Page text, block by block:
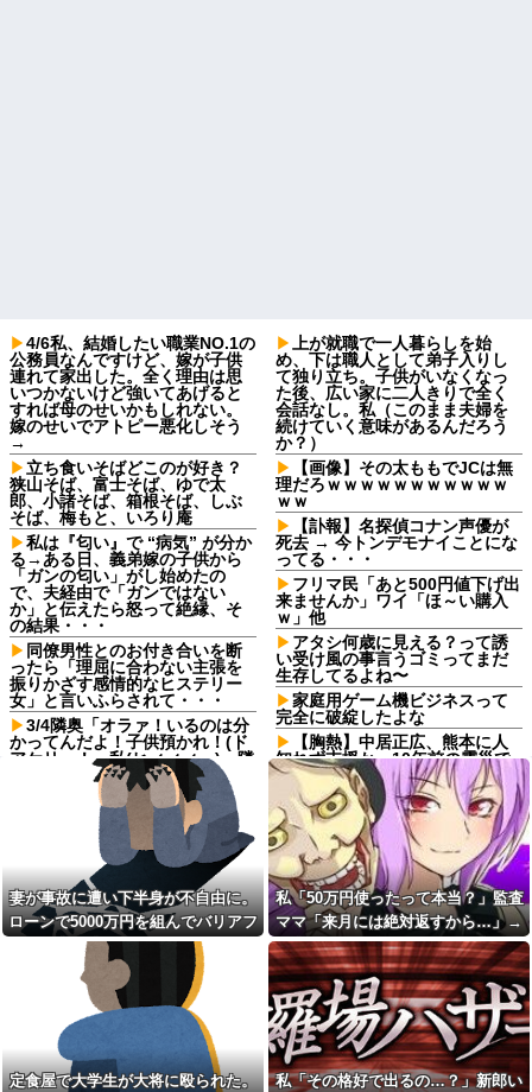
4/6私、結婚したい職業NO.1の
公務員なんですけど、嫁が子供
連れて家出した。全く理由は思
いつかないけど強いてあげると
すれば母のせいかもしれない。
嫁のせいでアトピー悪化しそう
→
立ち食いそばどこのが好き？
狭山そば、富士そば、ゆで太
郎、小諸そば、箱根そば、しぶ
そば、梅もと、いろり庵
私は『匂い』で “病気” が分か
る→ある日、義弟嫁の子供から
「ガンの匂い」がし始めたの
で、夫経由で「ガンではない
か」と伝えたら怒って絶縁、そ
の結果・・・
同僚男性とのお付き合いを断
ったら「理屈に合わない主張を
振りかざす感情的なヒステリー
女」と言いふらされて・・・
3/4隣奥「オラァ！いるのは分
かってんだよ！子供預かれ！(ド
アケリー！」私(ヒィィィ…)→隣
奥の旦那さんに相談したら逃げ
られた。夫に相談してもなにい
ってだこいつ。どうすれば…
ダイアンのじゃない方がユー
スケさんになってしまっている
という事実←これ
女「43億円注文して………キ
ャンセルっと！」←こいつの目
的
【画像】令和最新版の剛力彩
芽、ワイらにブッ刺さりまくり
と話題にw w w w w w w w w w
【驚愕】マチアプで会った外
国人からまさかの『こう』言わ
れたんやがこれワイ詰み
か？？？？？？？
上が就職で一人暮らしを始
め、下は職人として弟子入りし
て独り立ち。子供がいなくなっ
た後、広い家に二人きりで全く
会話なし。私（このまま夫婦を
続けていく意味があるんだろう
か？）
【画像】その太ももでJCは無
理だろｗｗｗｗｗｗｗｗｗｗｗ
ｗｗ
【訃報】名探偵コナン声優が
死去 → 今トンデモナイことにな
ってる・・・
フリマ民「あと500円値下げ出
来ませんか」ワイ「ほ～い購入
ｗ」他
アタシ何歳に見える？って誘
い受け風の事言うゴミってまだ
生存してるよね〜
家庭用ゲーム機ビジネスって
完全に破綻したよな
【胸熱】中居正広、熊本に人
知れず支援か 10年前の震災で
は3度現地入り「誰にも知られな
くて良い」
【胸熱】中居正広、熊本に人
知れず支援か 10年前の震災で
は3度現地入り「誰にも知られな
くて良い」
歯医者の待合室で「抜歯と言
われたのに痛みが消えた！訴え
てやる！」と怒鳴り散らす60代
男！2軒の歯医者で同じ診断され
た癖に、神経が死んで痛みが消
えたのを「治った」と錯覚して
逆ギレする地獄の迷惑ジジイに
遭遇
俺飲食経営、月給40万で求人
を出すも応募がない
長年付き合いがある温和だっ
妻が事故に遭い下半身が不自由に。
ローンで5000万円を組んでバリアフ
リーの家を建てた。だが俺には作戦
があった
私「50万円使ったって本当？」監査
ママ「来月には絶対返すから…」→
約束を信じて待った結果、警察に通
報することになり…
定食屋で大学生が大将に殴られた。
私「その格好で出るの…？」新郎い